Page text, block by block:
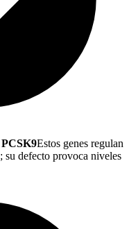
Estos genes regulan
su defecto provoca niveles